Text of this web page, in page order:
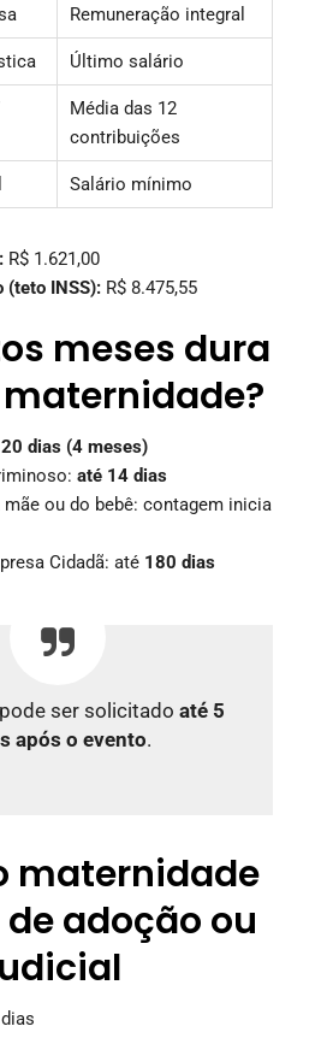
Remuneração integral
Último salário
Média das 12
contribuições
Salário mínimo
R$ 1.621,00
(teto INSS): R$ 8.475,55
meses dura
dias (4 meses)
até 14 dias
mãe ou do bebê: contagem inicia
Cidadã: até 180 dias
ser solicitado até 5
após o evento.
maternidade
adoção ou